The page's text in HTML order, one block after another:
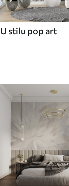
U stilu pop art